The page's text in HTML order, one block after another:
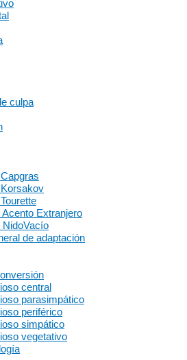
culpa
Extranjero
NidoVacío
de adaptación
central
parasimpático
periférico
simpático
vegetativo